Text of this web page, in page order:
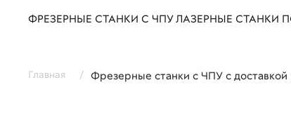
ФРЕЗЕРНЫЕ СТАНКИ С ЧПУЛАЗЕРНЫЕ СТАНКИ
Главная / Фрезерные станки с ЧПУ с